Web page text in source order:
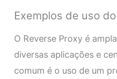
Exemplos de uso
O Reverse Proxy é
diversas aplicações e
comum é o uso de um